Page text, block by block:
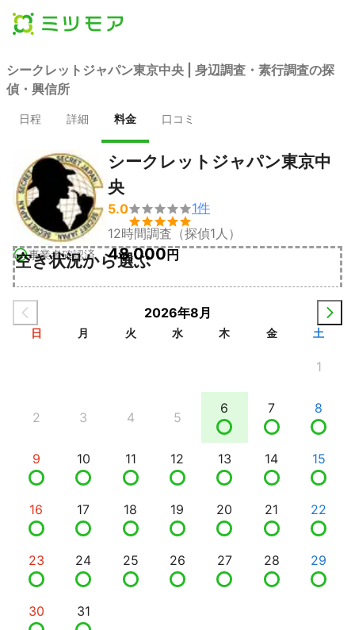
シークレットジャパン東京中央 | 身辺調査・素行調査の探
偵・興信所
日程 詳細 料金 口コミ
事業者確認済
シークレットジャパン東京中
央
5.0

1件
12時間調査（探偵1人）
48,000 円
空き状況から選ぶ
2026年8月
日 月 火 水 木 金 土
1
2 3 4 5
6 7 8
9 10 11 12 13 14 15
16 17 18 19 20 21 22
23 24 25 26 27 28 29
30 31